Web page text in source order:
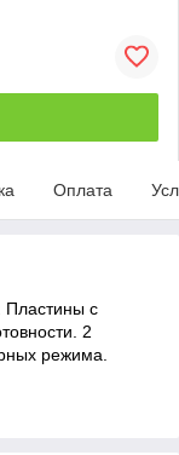
Оплата
Пластины с
2
режима.